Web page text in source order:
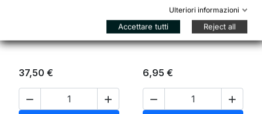
37,50 €
 
Camera d'aria XLC 27.5
x 2.10/2.35 52/58-584
AV 35 mm
6,95 €
 
Ulteriori informazioni
Accettare tutti Reject all